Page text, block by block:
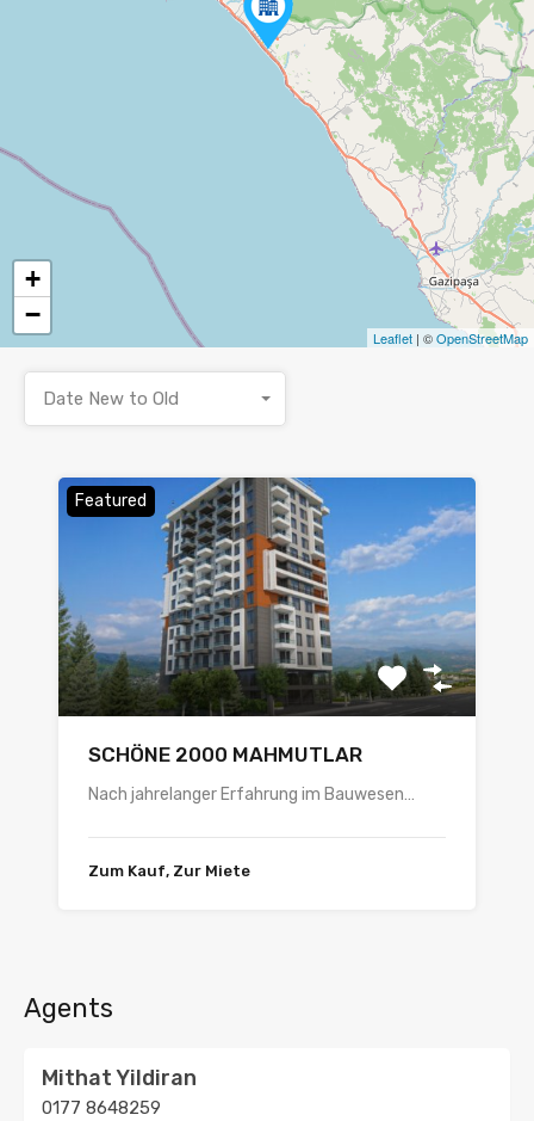
+
−
Leaflet | ©OpenStreetMap
Date New to Old
Featured
SCHÖNE 2000 MAHMUTLAR
Nach jahrelanger Erfahrung im Bauwesen…
Zum Kauf, Zur Miete
Agents
Mithat Yildiran
0177 8648259